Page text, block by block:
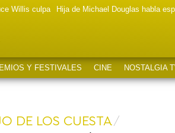
Willis culpa Hija de Michael Douglas habla
Y FESTIVALES CINE NOSTALGIA
DE LOS CUESTA